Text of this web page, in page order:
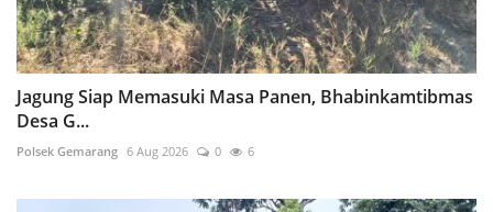
Jagung Siap Memasuki Masa Panen, Bhabinkamtibmas
Desa G...
Polsek Gemarang 6 Aug 2026 0 6